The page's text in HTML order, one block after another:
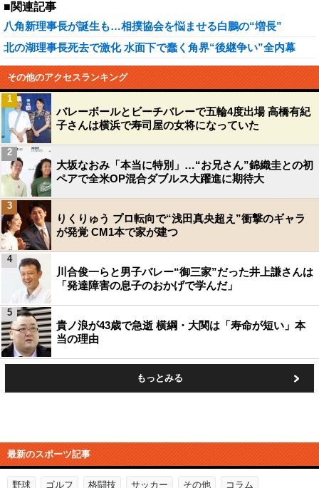
■関連記事
八角新理事長が誕生も…相撲協会を悩ませる白鵬の“増長”
北の湖理事長死去で激化 水面下で蠢く角界“後継争い”全内幕
その他のアクセスランキング
バレーボールとビーチバレーで五輪4度出場 高橋有紀
子さんは横浜で寿司屋の女将になっていた
1
大坂なおみ「本当に特別」…“お兄さん”錦織圭との初
ペアで全米OP混合ダブルス大躍進に期待大
2
りくりゅう プロ転向で“浅田真央超え”衝撃のギャラ
が発覚 CM1本で家が建つ
3
川合俊一らと男子バレー“御三家”だった井上謙さんは
「発達障害の息子のおかげで学んだ」
4
貴ノ浪が43歳で急逝 横綱・大関は「寿命が短い」本
当の理由
5
もっとみる
最新のスポーツ記事
野球 ゴルフ 格闘技 サッカー その他 コラム